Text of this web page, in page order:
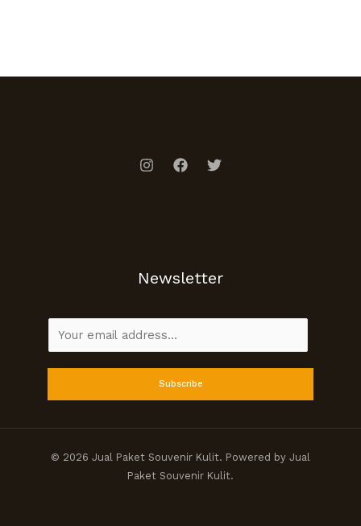
Newsletter
m
a
Subscribe
© 2026 Jual Paket Souvenir Kulit. Powered by Jual
Paket Souvenir Kulit.